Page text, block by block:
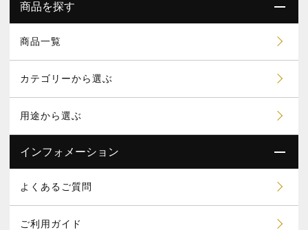
商品を探す
商品一覧
カテゴリーから選ぶ
用途から選ぶ
インフォメーション
よくあるご質問
ご利用ガイド